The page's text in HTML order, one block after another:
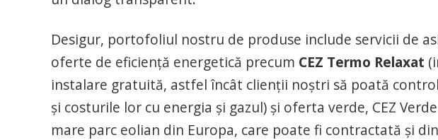
Desigur, portofoliul nostru de produse include servicii de
oferte de eficiență energetică precum CEZ Termo Relaxat
instalare gratuită, astfel încât clienții noștri să poată
și costurile lor cu energia și gazul) și oferta verde, CEZ
mare parc eolian din Europa, care poate fi contractată și